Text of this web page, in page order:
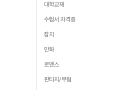
대학교재
수험서 자격증
잡지
만화
로맨스
판타지/무협